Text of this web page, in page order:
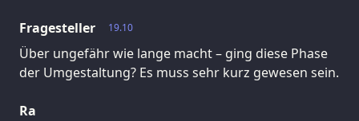
19.10
Fragesteller
Über ungefähr wie lange macht – ging diese Phase
der Umgestaltung? Es muss sehr kurz gewesen sein.
Ra